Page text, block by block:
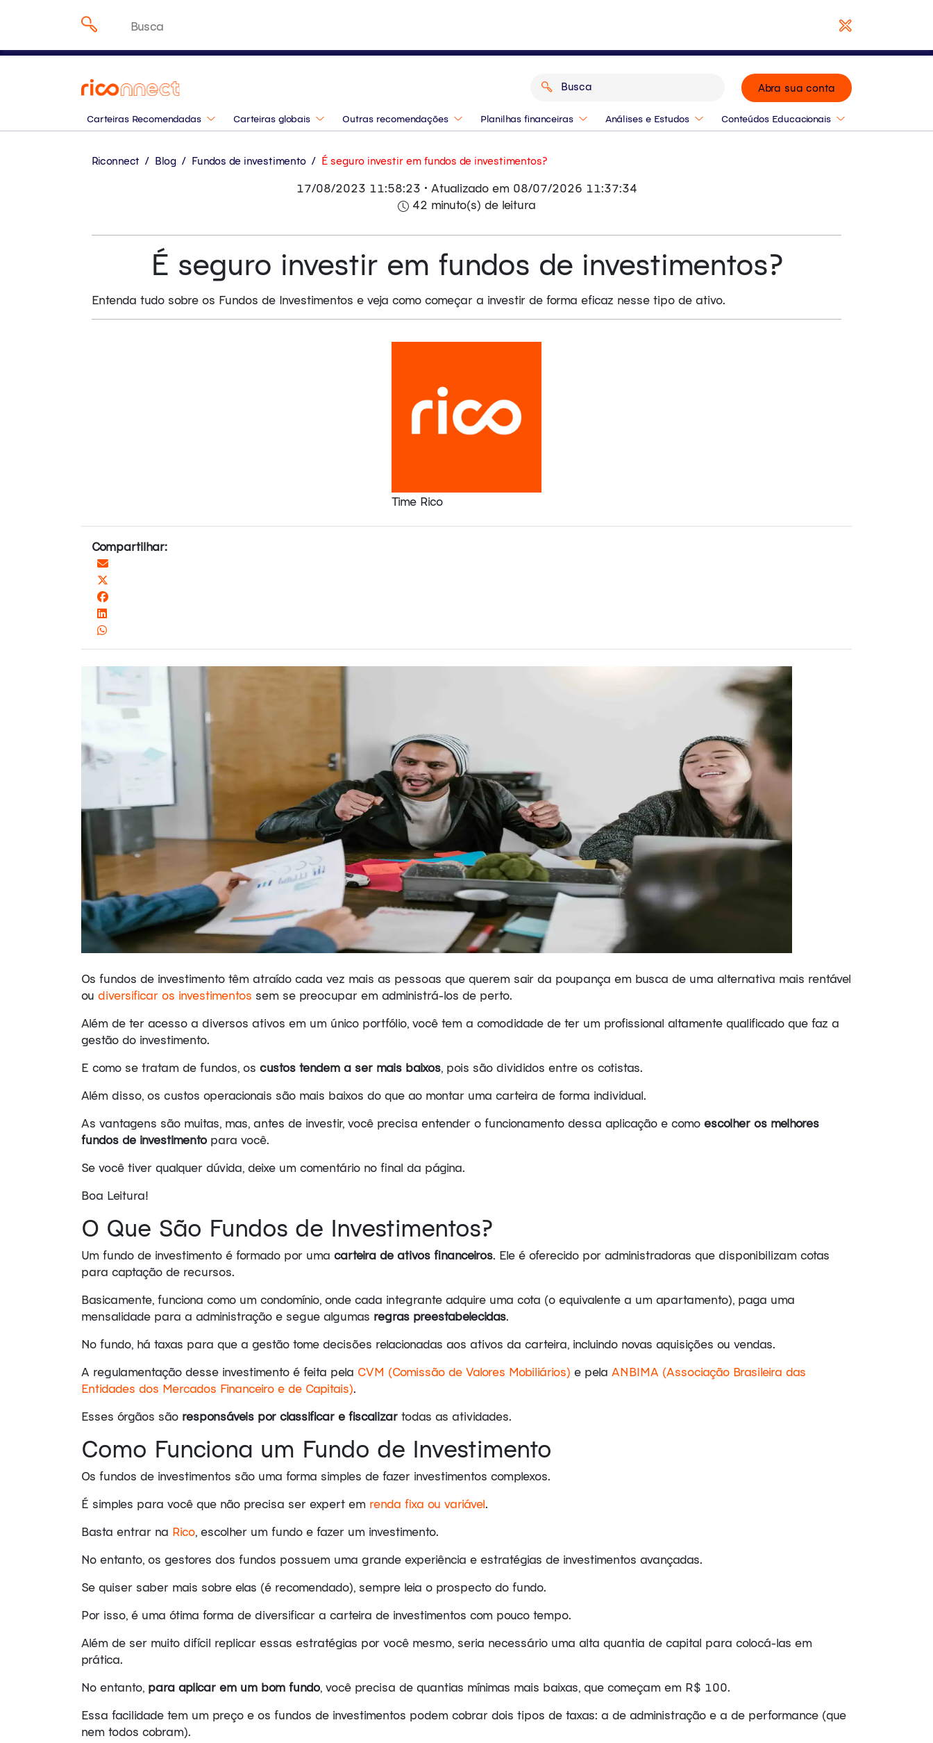
Pesquisar
Abra sua conta
Carteiras Recomendadas Carteiras globais Outras recomendações Planilhas financeiras Análises e Estudos Conteúdos Educacionais
Riconnect / Blog / Fundos de investimento / É seguro investir em fundos de investimentos?
17/08/2023 11:58:23 • Atualizado em 08/07/2026 11:37:34
42 minuto(s) de leitura
É seguro investir em fundos de investimentos?
Entenda tudo sobre os Fundos de Investimentos e veja como começar a investir de forma eficaz nesse tipo de ativo.
Time Rico
Compartilhar:
Os fundos de investimento têm atraído cada vez mais as pessoas que querem sair da poupança em busca de uma alternativa mais rentável
ou diversificar os investimentos sem se preocupar em administrá-los de perto.
Além de ter acesso a diversos ativos em um único portfólio, você tem a comodidade de ter um profissional altamente qualificado que faz a
gestão do investimento.
E como se tratam de fundos, os custos tendem a ser mais baixos, pois são divididos entre os cotistas.
Além disso, os custos operacionais são mais baixos do que ao montar uma carteira de forma individual.
As vantagens são muitas, mas, antes de investir, você precisa entender o funcionamento dessa aplicação e como escolher os melhores
fundos de investimento para você.
Se você tiver qualquer dúvida, deixe um comentário no final da página.
Boa Leitura!
O Que São Fundos de Investimentos?
Um fundo de investimento é formado por uma carteira de ativos financeiros. Ele é oferecido por administradoras que disponibilizam cotas
para captação de recursos.
Basicamente, funciona como um condomínio, onde cada integrante adquire uma cota (o equivalente a um apartamento), paga uma
mensalidade para a administração e segue algumas regras preestabelecidas.
No fundo, há taxas para que a gestão tome decisões relacionadas aos ativos da carteira, incluindo novas aquisições ou vendas.
A regulamentação desse investimento é feita pela CVM (Comissão de Valores Mobiliários) e pela ANBIMA (Associação Brasileira das
Entidades dos Mercados Financeiro e de Capitais).
Esses órgãos são responsáveis por classificar e fiscalizar todas as atividades.
Como Funciona um Fundo de Investimento
Os fundos de investimentos são uma forma simples de fazer investimentos complexos.
É simples para você que não precisa ser expert em renda fixa ou variável.
Basta entrar na Rico, escolher um fundo e fazer um investimento.
No entanto, os gestores dos fundos possuem uma grande experiência e estratégias de investimentos avançadas.
Se quiser saber mais sobre elas (é recomendado), sempre leia o prospecto do fundo.
Por isso, é uma ótima forma de diversificar a carteira de investimentos com pouco tempo.
Além de ser muito difícil replicar essas estratégias por você mesmo, seria necessário uma alta quantia de capital para colocá-las em
prática.
No entanto, para aplicar em um bom fundo, você precisa de quantias mínimas mais baixas, que começam em R$ 100.
Essa facilidade tem um preço e os fundos de investimentos podem cobrar dois tipos de taxas: a de administração e a de performance (que
nem todos cobram).